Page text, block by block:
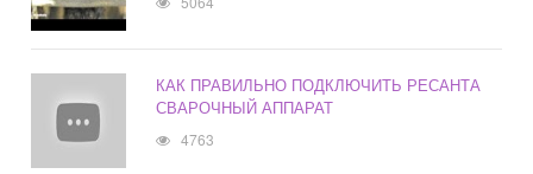
КАК ПРАВИЛЬНО ПОДКЛЮЧИТЬ РЕСАНТА
СВАРОЧНЫЙ АППАРАТ
4763